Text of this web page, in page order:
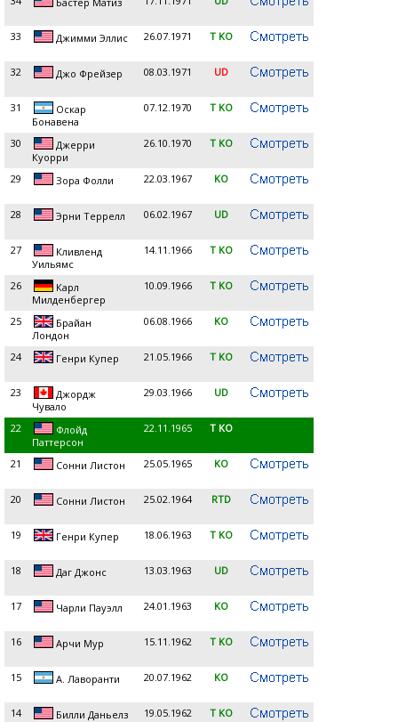
33 Джимми Эллис 26.07.1971 T KO
32 Джо Фрейзер 08.03.1971 UD
31
Оскар
Бонавена
07.12.1970 T KO
30
Джерри
Куорри
26.10.1970 T KO
29 Зора Фолли 22.03.1967 KO
28 Эрни Террелл 06.02.1967 UD
27
Кливленд
Уильямс
14.11.1966 T KO
26
Карл
Милденбергер
10.09.1966 T KO
25
Брайан
Лондон
06.08.1966 KO
24 Генри Купер 21.05.1966 T KO
23
Джордж
Чувало
29.03.1966 UD
22
Флойд
Паттерсон
22.11.1965 T KO
21 Сонни Листон 25.05.1965 KO
20 Сонни Листон 25.02.1964 RTD
19 Генри Купер 18.06.1963 T KO
18 Даг Джонс 13.03.1963 UD
17 Чарли Пауэлл 24.01.1963 KO
16 Арчи Мур 15.11.1962 T KO
15 А. Лаворанти 20.07.1962 KO
14 Билли Даньелз 19.05.1962 T KO